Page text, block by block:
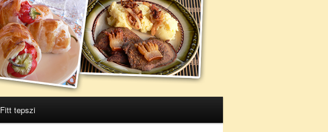
Fitt tepszi